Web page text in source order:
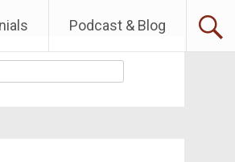
Podcast & Blog